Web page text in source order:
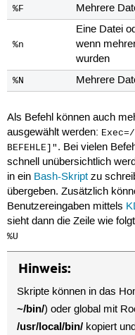
%F Mehrere
%n
Eine Datei
wenn
wurden
%N Mehrere
Als Befehl können auch
ausgewählt werden:
BEFEHLE]" . Bei vielen
schnell unübersichtlich
in ein Bash-Skriptzu
übergeben. Zusätzlich
Benutzereingaben mittels
sieht dann die Zeile wie
%U
Hinweis:
Skripte können in das
~/bin/) oder global mit
/usr/local/bin/ kopiert